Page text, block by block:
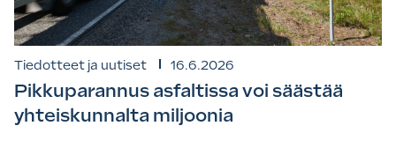
Tiedotteet ja uutiset 16.6.2026
Pikkuparannus asfaltissa voi säästää
yhteiskunnalta miljoonia